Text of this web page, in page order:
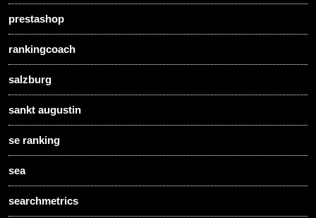
prestashop
rankingcoach
salzburg
sankt augustin
se ranking
sea
searchmetrics